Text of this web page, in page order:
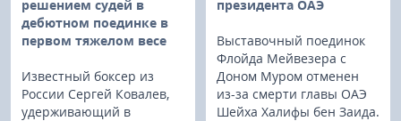
решением судей в
дебютном поединке в
первом тяжелом весе
Известный боксер из
России Сергей Ковалев,
удерживающий в
президента ОАЭ
Выставочный поединок
Флойда Мейвезера с
Доном Муром отменен
из-за смерти главы ОАЭ
Шейха Халифы бен Заида.